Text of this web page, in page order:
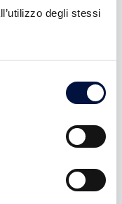
degli stessi
generation»
di dialogare con le
possibilità di
nuove e